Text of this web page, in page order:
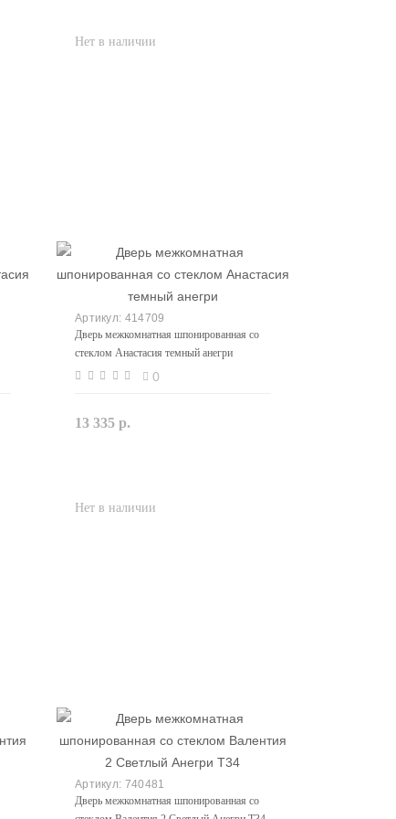
414709
Дверь межкомнатная шпонированная со
стеклом Анастасия темный анегри
0
13 335 р.
740481
Дверь межкомнатная шпонированная со